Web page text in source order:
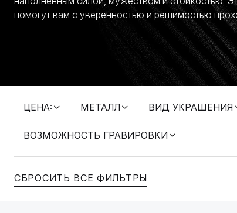
помогут вам с уверенностью и решимостью
ЦЕНА: МЕТАЛЛ ВИД УКРАШЕНИЯ
ВОЗМОЖНОСТЬ ГРАВИРОВКИ
ТЕМАТИКА
ВОЗМОЖНОСТЬ ГРАВИРОВКИ
СБРОСИТЬ ВСЕ ФИЛЬТРЫ